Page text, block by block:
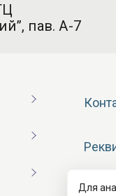
пав. А-7
Для